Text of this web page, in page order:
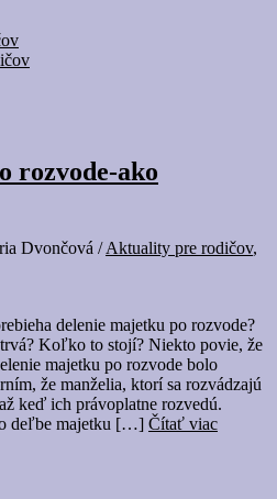
rozvode-ako
Dvončová /Aktuality pre rodičov,
delenie majetku po rozvode?
Koľko to stojí? Niekto povie, že
majetku po rozvode bolo
že manželia, ktorí sa rozvádzajú
keď ich právoplatne rozvedú.
o deľbe majetku […] Čítať viac